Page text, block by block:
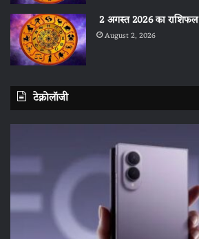
2 अगस्त 2026 का राशिफल
August 2, 2026
टेक्नोलॉजी